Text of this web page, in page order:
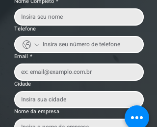
Telefone
Email *
Cidade
Nome da empresa